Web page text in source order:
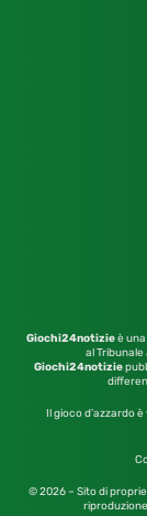
Giochi24notizieè
al Tribunale
Giochi24notizie
Il gioco d’azzardo
© 2026 – Sito di